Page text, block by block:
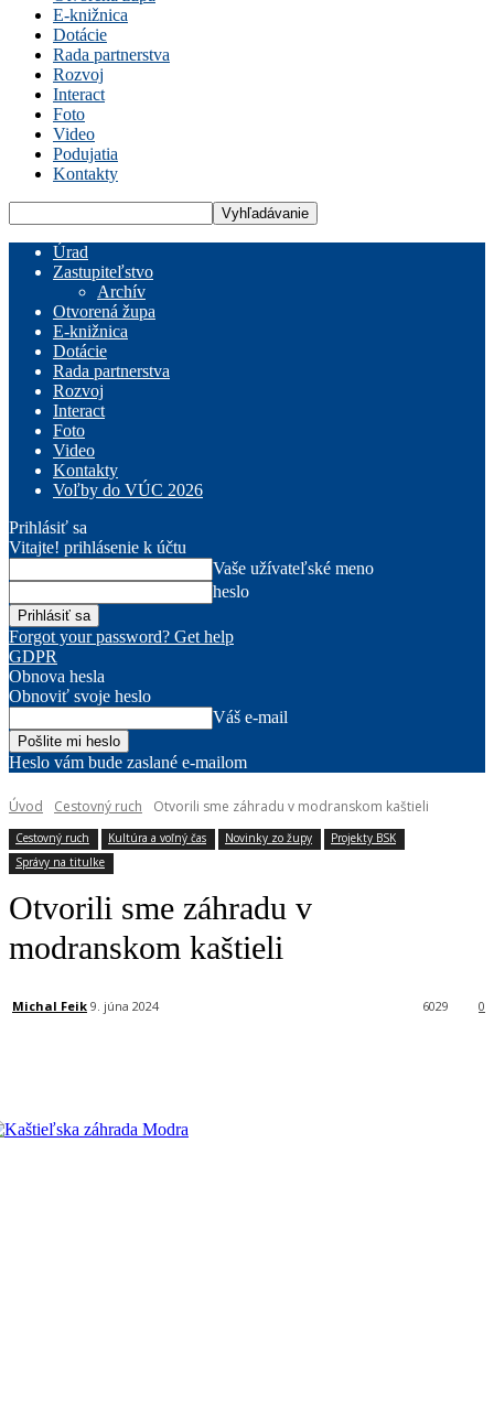
E-knižnica
Dotácie
Rada partnerstva
Rozvoj
Interact
Foto
Video
Podujatia
Kontakty
Úrad
Zastupiteľstvo
Archív
Otvorená župa
E-knižnica
Dotácie
Rada partnerstva
Rozvoj
Interact
Foto
Video
Kontakty
Voľby do VÚC 2026
Prihlásiť sa
Vitajte! prihlásenie k účtu
Vaše užívateľské meno
heslo
Forgot your password? Get help
GDPR
Obnova hesla
Obnoviť svoje heslo
Váš e-mail
Heslo vám bude zaslané e-mailom
Úvod Cestovný ruch Otvorili sme záhradu v modranskom kaštieli
Cestovný ruch Kultúra a voľný čas Novinky zo župy
Projekty BSK
Správy na titulke
Otvorili sme záhradu v
modranskom kaštieli
Michal Feik 9. júna 2024 0
6029